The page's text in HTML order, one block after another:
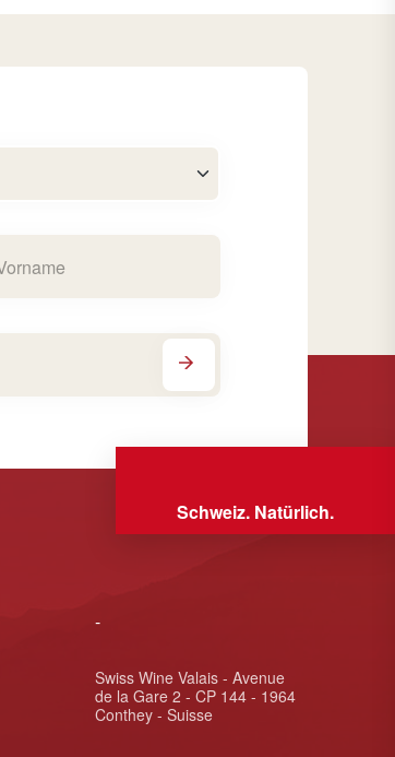
Schweiz. Natürlich.
-
Swiss Wine Valais - Avenue
de la Gare 2 - CP 144 - 1964
Conthey - Suisse